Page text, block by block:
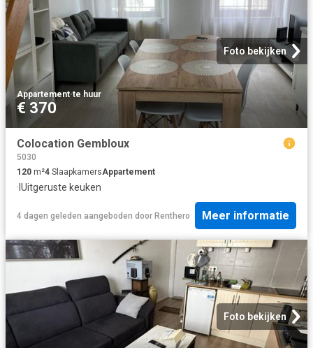
Foto bekijken
Appartement·te huur
€ 370
Colocation Gembloux
5030
120 m²4 SlaapkamersAppartement
· IUitgeruste keuken
4 dagen geleden aangeboden door Renthero Meer informatie
Foto bekijken